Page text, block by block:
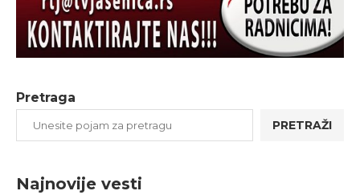
Pretraga
PRETRAŽI
Najnovije vesti